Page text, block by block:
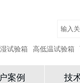
试验箱 高低温试验箱
案例 技